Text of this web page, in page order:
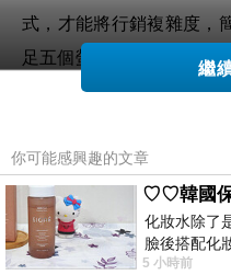
式，才能將行銷複雜度，
足五個螢幕載具
，並同時能結合數
【10.18五螢制霸聯合發表
辦，集合了許多業界知名
趨勢未來發展與對策。
發表會一開始即由
繼
你可能感興趣的文章
化妝水除了
臉後搭配化
我的保養必
5 小時前